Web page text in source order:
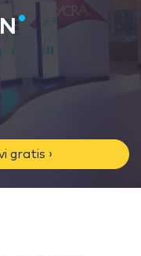
gratis ›